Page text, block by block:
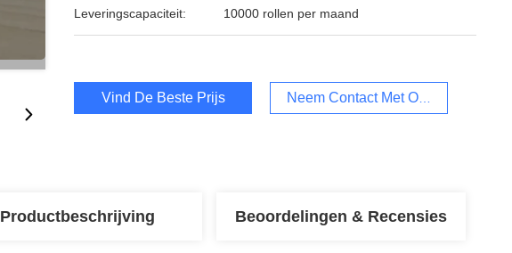
Leveringscapaciteit: 10000 rollen per maand
Vind De Beste Prijs Neem Contact Met Ons Op
Productbeschrijving Beoordelingen & Recensies